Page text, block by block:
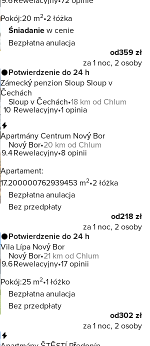
Pokój:20 m2 2 łóżka
Śniadaniew cenie
Bezpłatna anulacja
od359 zł
za 1 noc, 2 osoby
Potwierdzenie do 24 h
Zámecký penzion Sloup Sloup v
Čechách
Sloup v Čechách 18 km od Chlum
10 Rewelacyjny 1 opinia
Apartmány Centrum Nový Bor
Nový Bor 20 km od Chlum
9.4Rewelacyjny 8 opinii
Apartament:
17.200000762939453 m2 2 łóżka
Bezpłatna anulacja
Bez przedpłaty
od218 zł
za 1 noc, 2 osoby
Potwierdzenie do 24 h
Vila Lípa Nový Bor
Nový Bor 21 km od Chlum
9.6Rewelacyjny 17 opinii
Pokój:25 m2 1 łóżko
Bezpłatna anulacja
Bez przedpłaty
od302 zł
za 1 noc, 2 osoby